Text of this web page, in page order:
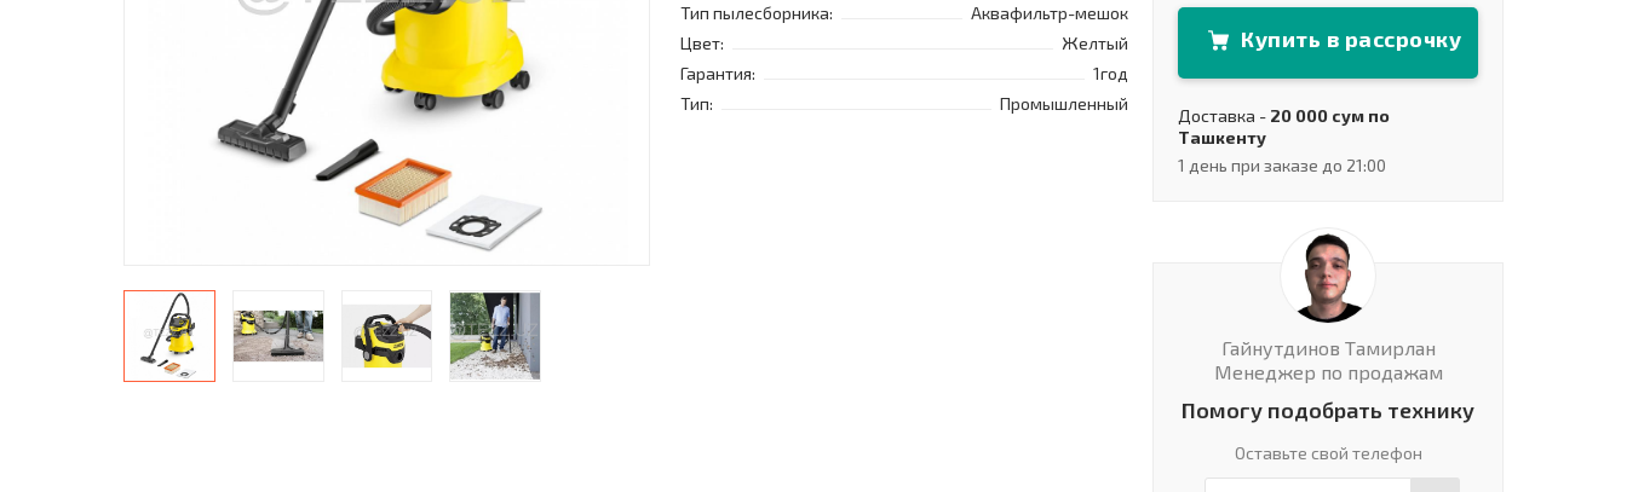
Тип пылесборника:
Аквафильтр-мешок
Цвет:
Желтый
Гарантия:
1год
Тип:
Промышленный
Купить в рассрочку
Доставка - 20 000 сум по
Ташкенту
1 день при заказе до 21:00
Гайнутдинов Тамирлан
Менеджер по продажам
Помогу подобрать технику
Оставьте свой телефон